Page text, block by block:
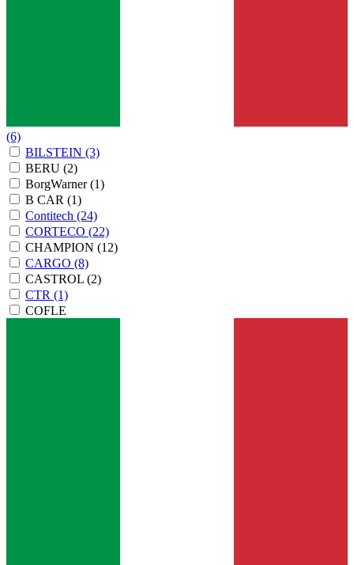
(6)
BILSTEIN (3)
BERU (2)
BorgWarner(1)
B CAR (1)
Contitech (24)
CORTECO (22)
CHAMPION (12)
CARGO (8)
CASTROL (2)
CTR (1)
COFLE